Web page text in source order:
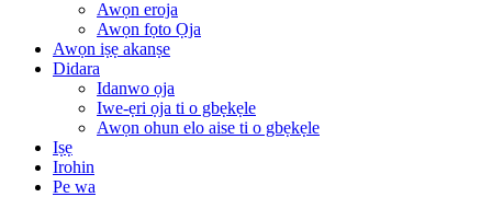
Awọn eroja
Awọn fọto Ọja
Awọn iṣẹ akanṣe
Didara
Idanwo ọja
Iwe-ẹri ọja ti o gbẹkẹle
Awọn ohun elo aise ti o gbẹkẹle
Iṣẹ
Irohin
Pe wa